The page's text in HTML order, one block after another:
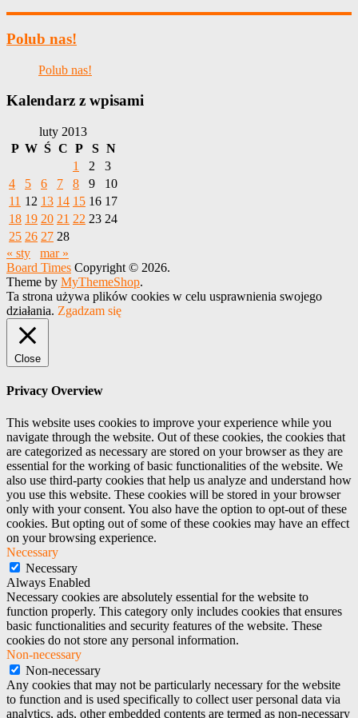
Polub nas!
Polub nas!
Kalendarz z wpisami
luty 2013
P W Ś C P S N
1
2
3
4
5 6 7 8 9
10
11 12 13 14 15 16 17
18 19 20 21 22 23 24
25 26 27 28
« sty
mar »
Board Times Copyright © 2026.
Theme by MyThemeShop.
Ta strona używa plików cookies w celu usprawnienia swojego
działania. Zgadzam się
Close
Privacy Overview
This website uses cookies to improve your experience while you
navigate through the website. Out of these cookies, the cookies that
are categorized as necessary are stored on your browser as they are
essential for the working of basic functionalities of the website. We
also use third-party cookies that help us analyze and understand how
you use this website. These cookies will be stored in your browser
only with your consent. You also have the option to opt-out of these
cookies. But opting out of some of these cookies may have an effect
on your browsing experience.
Necessary
Necessary
Always Enabled
Necessary cookies are absolutely essential for the website to
function properly. This category only includes cookies that ensures
basic functionalities and security features of the website. These
cookies do not store any personal information.
Non-necessary
Non-necessary
Any cookies that may not be particularly necessary for the website
to function and is used specifically to collect user personal data via
analytics, ads, other embedded contents are termed as non-necessary